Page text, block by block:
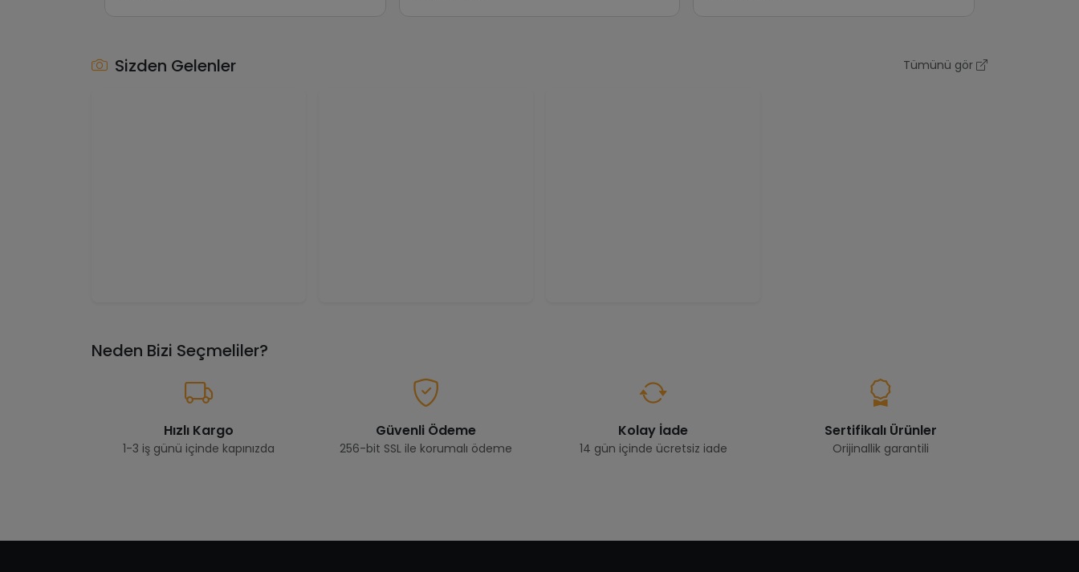
güvenilenecek yer arayan ayrıca parasının
Sizden Gelenler Tümünü gör
Neden Bizi Seçmeliler?
Hızlı Kargo
1-3 iş günü içinde kapınızda
Güvenli Ödeme
256-bit SSL ile korumalı ödeme
Kolay İade
14 gün içinde ücretsiz iade
Sertifikalı Ürünler
Orijinallik garantili